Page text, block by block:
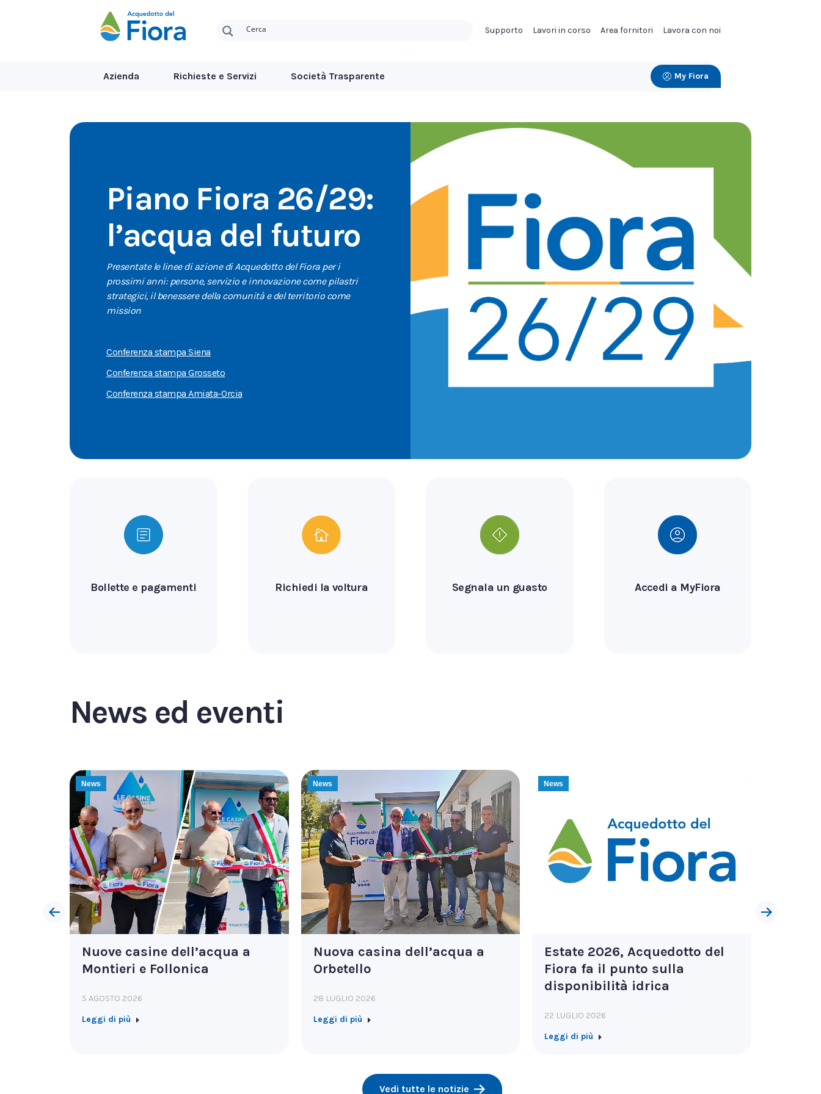
Supporto Lavori in corso Area fornitori Lavora con noi
Azienda Richieste e Servizi Società Trasparente My Fiora
Piano Fiora 26/29:
l’acqua del futuro
Presentate le linee di azione di Acquedotto del Fiora per i
prossimi anni: persone, servizio e innovazione come pilastri
strategici, il benessere della comunità e del territorio come
mission
Conferenza stampa Siena
Conferenza stampa Grosseto
Conferenza stampa Amiata-Orcia
Bollette e pagamenti Richiedi la voltura Segnala un guasto Accedi a MyFiora
News ed eventi
News
Nuove casine dell’acqua a
Montieri e Follonica
5 AGOSTO 2026
Leggi di più
News
Nuova casina dell’acqua a
Orbetello
28 LUGLIO 2026
Leggi di più
News
Estate 2026, Acquedotto del
Fiora fa il punto sulla
disponibilità idrica
22 LUGLIO 2026
Leggi di più
Vedi tutte le notizie